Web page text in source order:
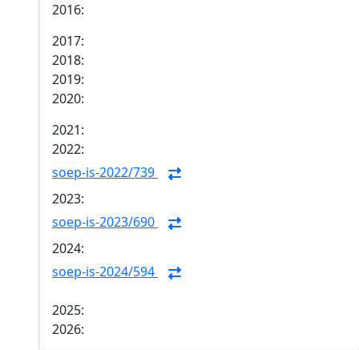
2016:
2017:
2018:
2019:
2020:
2021:
2022:
soep-is-2022/739
2023:
soep-is-2023/690
2024:
soep-is-2024/594
2025:
2026: